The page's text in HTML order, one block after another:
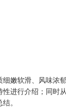
嫩软滑、风味浓
进行介绍；同时
。